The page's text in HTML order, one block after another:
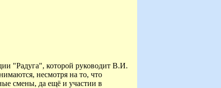
"Радуга", которой руководит В.И.
несмотря на то, что
смены, да ещё и участии в